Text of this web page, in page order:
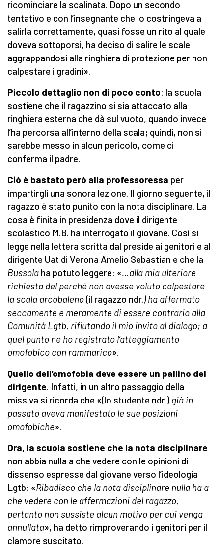
ricominciare la scalinata. Dopo un secondo
tentativo e con l’insegnante che lo costringeva a
salirla correttamente, quasi fosse un rito al quale
doveva sottoporsi, ha deciso di salire le scale
aggrappandosi alla ringhiera di protezione per non
calpestare i gradini».
Piccolo dettaglio non di poco conto: la scuola
sostiene che il ragazzino si sia attaccato alla
ringhiera esterna che dà sul vuoto, quando invece
l’ha percorsa all’interno della scala; quindi, non si
sarebbe messo in alcun pericolo, come ci
conferma il padre.
Ciò è bastato però alla professoressa per
impartirgli una sonora lezione. Il giorno seguente, il
ragazzo è stato punito con la nota disciplinare. La
cosa è finita in presidenza dove il dirigente
scolastico M.B. ha interrogato il giovane. Così si
legge nella lettera scritta dal preside ai genitori e al
dirigente Uat di Verona Amelio Sebastian e che la
Bussola ha potuto leggere: «…alla mia ulteriore
richiesta del perché non avesse voluto calpestare
la scala arcobaleno(il ragazzo ndr.) ha affermato
seccamente e meramente di essere contrario alla
Comunità Lgtb, rifiutando il mio invito al dialogo; a
quel punto ne ho registrato l’atteggiamento
omofobico con rammarico».
Quello dell’omofobia deve essere un pallino del
dirigente. Infatti, in un altro passaggio della
missiva si ricorda che «(lo studente ndr.) già in
passato aveva manifestato le sue posizioni
omofobiche».
Ora, la scuola sostiene che la nota disciplinare
non abbia nulla a che vedere con le opinioni di
dissenso espresse dal giovane verso l’ideologia
Lgtb: «Ribadisco che la nota disciplinare nulla ha a
che vedere con le affermazioni del ragazzo,
pertanto non sussiste alcun motivo per cui venga
annullata», ha detto rimproverando i genitori per il
clamore suscitato.